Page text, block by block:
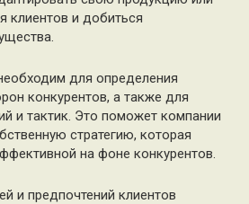
клиентов и добиться
для определения
конкурентов, а также для
и тактик. Это поможет компании
стратегию, которая
на фоне конкурентов.
и предпочтений клиентов